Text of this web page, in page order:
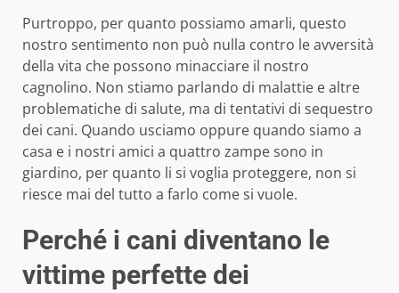
Purtroppo, per quanto possiamo amarli, questo
nostro sentimento non può nulla contro le avversità
della vita che possono minacciare il nostro
cagnolino. Non stiamo parlando di malattie e altre
problematiche di salute, ma di tentativi di sequestro
dei cani. Quando usciamo oppure quando siamo a
casa e i nostri amici a quattro zampe sono in
giardino, per quanto li si voglia proteggere, non si
riesce mai del tutto a farlo come si vuole.
Perché i cani diventano le
vittime perfette dei